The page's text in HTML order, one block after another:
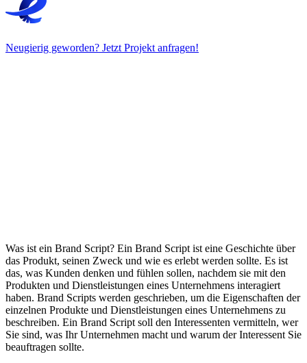
Neugierig geworden? Jetzt Projekt anfragen!
Was ist ein Brand Script? Ein Brand Script ist eine Geschichte über
das Produkt, seinen Zweck und wie es erlebt werden sollte. Es ist
das, was Kunden denken und fühlen sollen, nachdem sie mit den
Produkten und Dienstleistungen eines Unternehmens interagiert
haben. Brand Scripts werden geschrieben, um die Eigenschaften der
einzelnen Produkte und Dienstleistungen eines Unternehmens zu
beschreiben. Ein Brand Script soll den Interessenten vermitteln, wer
Sie sind, was Ihr Unternehmen macht und warum der Interessent Sie
beauftragen sollte.